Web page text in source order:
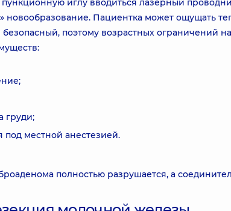
иглу вводиться лазерный
новообразование. Пациентка может ощущать
поэтому возрастных ограничений
груди;
под местной анестезией.
полностью разрушается, а